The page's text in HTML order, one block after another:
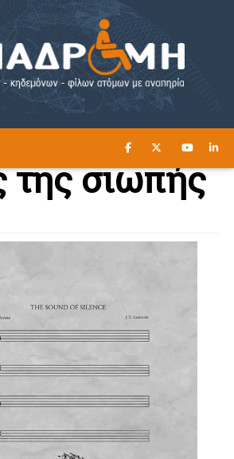
ΔΙΑΒΑΣΤΕ ΕΔΩ ►
της σιωπής